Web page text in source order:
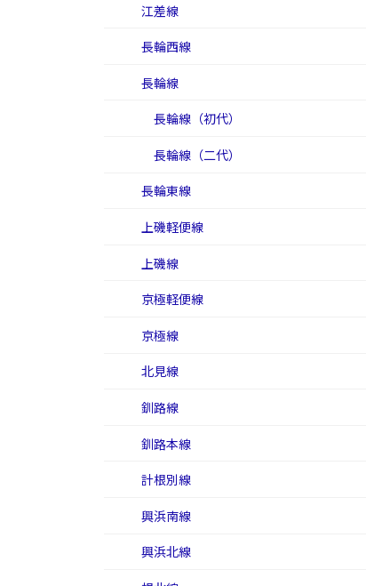
江差線
長輪西線
長輪線
長輪線（初代）
長輪線（二代）
長輪東線
上磯軽便線
上磯線
京極軽便線
京極線
北見線
釧路線
釧路本線
計根別線
興浜南線
興浜北線